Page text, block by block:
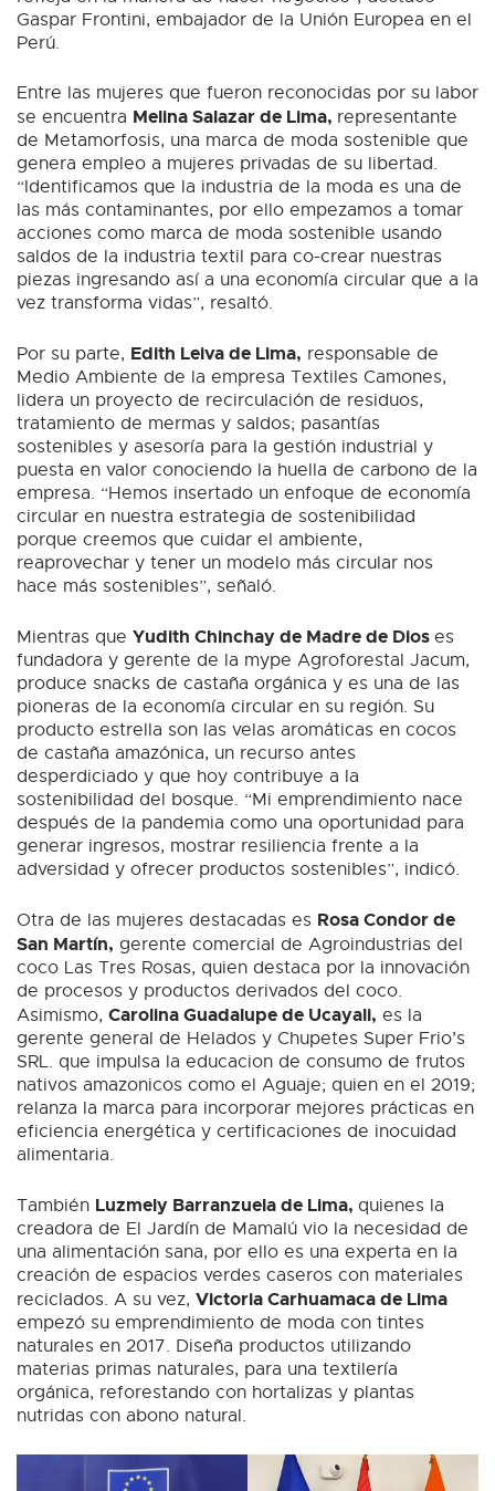
Gaspar Frontini, embajador de la Unión Europea en el
Perú.
Entre las mujeres que fueron reconocidas por su labor
se encuentra Melina Salazar de Lima, representante
de Metamorfosis, una marca de moda sostenible que
genera empleo a mujeres privadas de su libertad.
“Identificamos que la industria de la moda es una de
las más contaminantes, por ello empezamos a tomar
acciones como marca de moda sostenible usando
saldos de la industria textil para co-crear nuestras
piezas ingresando así a una economía circular que a la
vez transforma vidas”, resaltó.
Por su parte, Edith Leiva de Lima, responsable de
Medio Ambiente de la empresa Textiles Camones,
lidera un proyecto de recirculación de residuos,
tratamiento de mermas y saldos; pasantías
sostenibles y asesoría para la gestión industrial y
puesta en valor conociendo la huella de carbono de la
empresa. “Hemos insertado un enfoque de economía
circular en nuestra estrategia de sostenibilidad
porque creemos que cuidar el ambiente,
reaprovechar y tener un modelo más circular nos
hace más sostenibles”, señaló.
Mientras que Yudith Chinchay de Madre de Dios es
fundadora y gerente de la mype Agroforestal Jacum,
produce snacks de castaña orgánica y es una de las
pioneras de la economía circular en su región. Su
producto estrella son las velas aromáticas en cocos
de castaña amazónica, un recurso antes
desperdiciado y que hoy contribuye a la
sostenibilidad del bosque. “Mi emprendimiento nace
después de la pandemia como una oportunidad para
generar ingresos, mostrar resiliencia frente a la
adversidad y ofrecer productos sostenibles”, indicó.
Otra de las mujeres destacadas es Rosa Condor de
San Martín, gerente comercial de Agroindustrias del
coco Las Tres Rosas, quien destaca por la innovación
de procesos y productos derivados del coco.
Asimismo, Carolina Guadalupe de Ucayali, es la
gerente general de Helados y Chupetes Super Frio’s
SRL. que impulsa la educacion de consumo de frutos
nativos amazonicos como el Aguaje; quien en el 2019;
relanza la marca para incorporar mejores prácticas en
eficiencia energética y certificaciones de inocuidad
alimentaria.
También Luzmely Barranzuela de Lima, quienes la
creadora de El Jardín de Mamalú vio la necesidad de
una alimentación sana, por ello es una experta en la
creación de espacios verdes caseros con materiales
reciclados. A su vez, Victoria Carhuamaca de Lima
empezó su emprendimiento de moda con tintes
naturales en 2017. Diseña productos utilizando
materias primas naturales, para una textilería
orgánica, reforestando con hortalizas y plantas
nutridas con abono natural.